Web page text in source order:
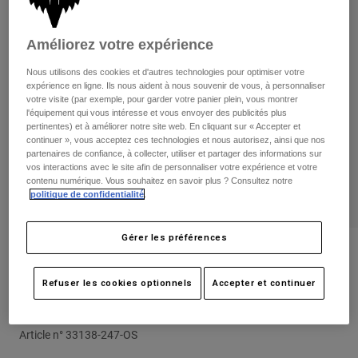
Pantalons
Shorts
Vestes
Gants
Protections
Chaussettes
Vestes
Protections
Masques
Sacs et accessoires
Pièces de rechange
Chemises
Voir tout
Femme
T-shirts et tops
Sweats et Pulls
Vestes
Pantalons
Chemises
Enfants
Protections
Masques
Chaussettes
Voir tout
Moto
Casques
Bottes
Masques
Avis
Sac à roulettes Shuttle 180 Black
Camo
Article n° 33138-247-OS
Améliorez votre expérience
Nous utilisons des cookies et d'autres technologies pour optimiser votre
expérience en ligne. Ils nous aident à nous souvenir de vous, à personnaliser
votre visite (par exemple, pour garder votre panier plein, vous montrer
l'équipement qui vous intéresse et vous envoyer des publicités plus
pertinentes) et à améliorer notre site web. En cliquant sur « Accepter et
continuer », vous acceptez ces technologies et nous autorisez, ainsi que nos
partenaires de confiance, à collecter, utiliser et partager des informations sur
vos interactions avec le site afin de personnaliser votre expérience et votre
contenu numérique. Vous souhaitez en savoir plus ? Consultez notre
politique de confidentialité
Gérer les préférences
Refuser les cookies optionnels Accepter et continuer